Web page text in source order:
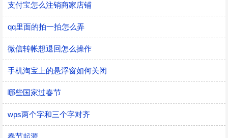
支付宝怎么注销商家店铺
qq里面的拍一拍怎么弄
微信转帐想退回怎么操作
手机淘宝上的悬浮窗如何关闭
哪些国家过春节
wps两个字和三个字对齐
春节起源